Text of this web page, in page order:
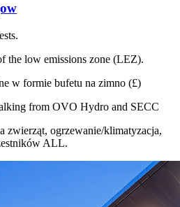
the low emissions zone (LEZ).
w formie bufetu na zimno (£)
from OVO Hydro and SECC
zwierząt, ogrzewanie/klimatyzacja,
ALL.